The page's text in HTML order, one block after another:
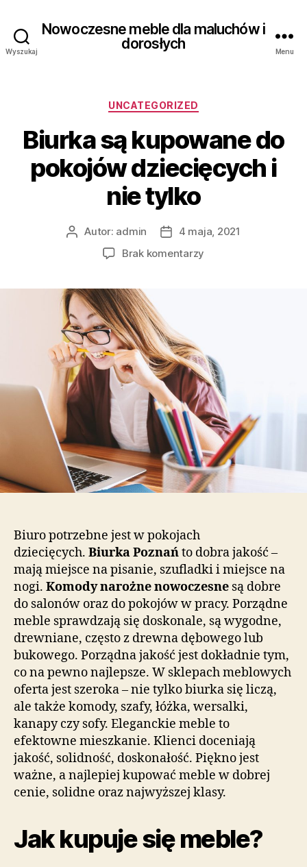
Wyszukaj
Nowoczesne meble dla maluchów i
dorosłych
Menu
Kategorie
UNCATEGORIZED
Biurka są kupowane do
pokojów dziecięcych i
nie tylko
AutorAutor: admin
Data4 maja, 2021
Brak komentarzy
i
nie
tylko
Biuro potrzebne jest w pokojach
dziecięcych. Biurka Poznańto dobra jakość –
mają miejsce na pisanie, szufladki i miejsce na
nogi. Komody narożne nowoczesne są dobre
do salonów oraz do pokojów w pracy. Porządne
meble sprawdzają się doskonale, są wygodne,
drewniane, często z drewna dębowego lub
bukowego. Porządna jakość jest dokładnie tym,
co na pewno najlepsze. W sklepach meblowych
oferta jest szeroka – nie tylko biurka się liczą,
ale także komody, szafy, łóżka, wersalki,
kanapy czy sofy. Eleganckie meble to
efektowne mieszkanie. Klienci doceniają
jakość, solidność, doskonałość. Piękno jest
ważne, a najlepiej kupować meble w dobrej
cenie, solidne oraz najwyższej klasy.
Jak kupuje się meble?